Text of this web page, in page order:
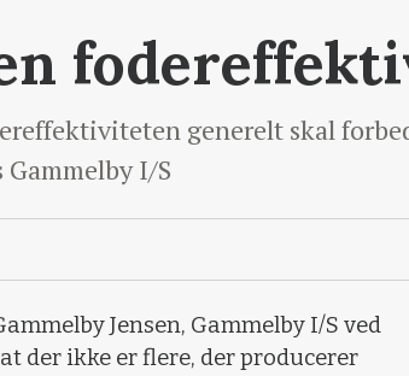
generelt skal
I/S
Jensen, Gammelby I/S ved
der ikke er flere, der producerer